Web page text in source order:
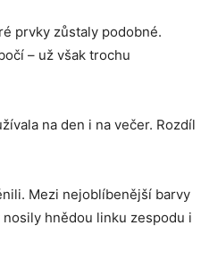
prvky zůstaly podobné.
– už však trochu
na den i na večer. Rozdíl
Mezi nejoblíbenější barvy
hnědou linku zespodu i